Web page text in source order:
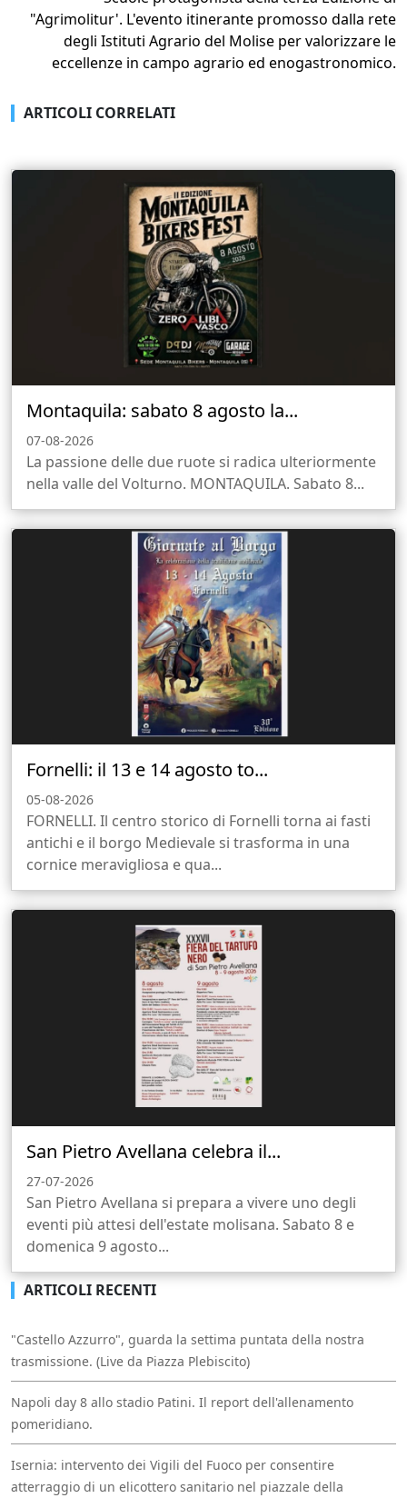
"Agrimolitur'. L'evento itinerante promosso dalla rete
degli Istituti Agrario del Molise per valorizzare le
eccellenze in campo agrario ed enogastronomico.
ARTICOLI CORRELATI
Montaquila: sabato 8 agosto la...
07-08-2026
La passione delle due ruote si radica ulteriormente
nella valle del Volturno. MONTAQUILA. Sabato 8...
Fornelli: il 13 e 14 agosto to...
05-08-2026
FORNELLI. Il centro storico di Fornelli torna ai fasti
antichi e il borgo Medievale si trasforma in una
cornice meravigliosa e qua...
San Pietro Avellana celebra il...
27-07-2026
San Pietro Avellana si prepara a vivere uno degli
eventi più attesi dell'estate molisana. Sabato 8 e
domenica 9 agosto...
ARTICOLI RECENTI
"Castello Azzurro", guarda la settima puntata della nostra
trasmissione. (Live da Piazza Plebiscito)
Napoli day 8 allo stadio Patini. Il report dell'allenamento
pomeridiano.
Isernia: intervento dei Vigili del Fuoco per consentire
atterraggio di un elicottero sanitario nel piazzale della